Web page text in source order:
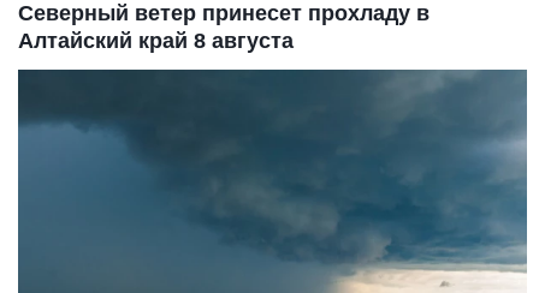
Северный ветер принесет прохладу в
Алтайский край 8 августа